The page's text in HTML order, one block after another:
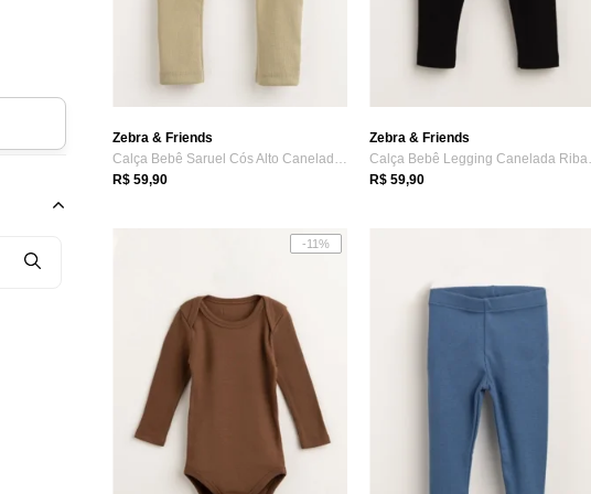
Zebra & Friends
Calça Bebê Saruel Cós Alto Canelada Riba...
R$ 59,90
Zebra & Friends
Calça
R$ 59,90
-11%